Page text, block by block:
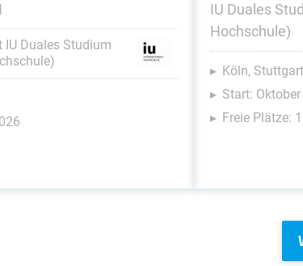
Duales Studium
IU Duales
Hochschule)
Köln,
Start:
Freie Plätze: